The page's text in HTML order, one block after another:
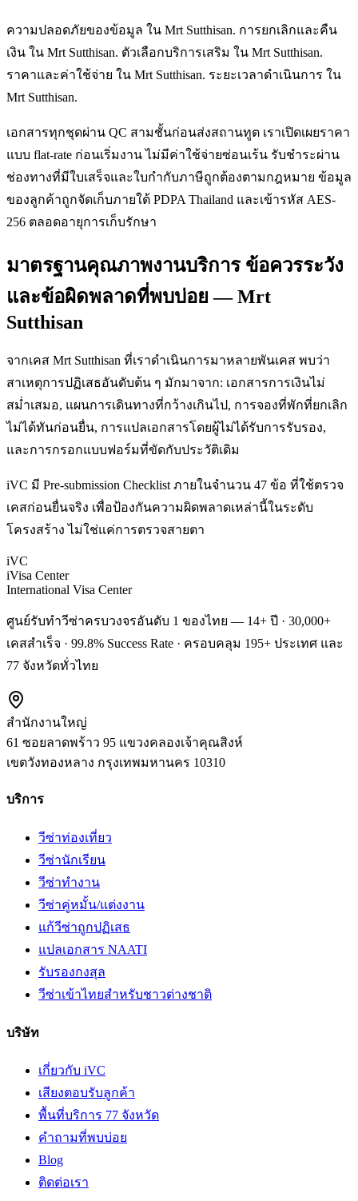
ความปลอดภัยของข้อมูล ใน Mrt Sutthisan. การยกเลิกและคืน
เงิน ใน Mrt Sutthisan. ตัวเลือกบริการเสริม ใน Mrt Sutthisan.
ราคาและค่าใช้จ่าย ใน Mrt Sutthisan. ระยะเวลาดำเนินการ ใน
Mrt Sutthisan.
เอกสารทุกชุดผ่าน QC สามชั้นก่อนส่งสถานทูต เราเปิดเผยราคา
แบบ flat-rate ก่อนเริ่มงาน ไม่มีค่าใช้จ่ายซ่อนเร้น รับชำระผ่าน
ช่องทางที่มีใบเสร็จและใบกำกับภาษีถูกต้องตามกฎหมาย ข้อมูล
ของลูกค้าถูกจัดเก็บภายใต้ PDPA Thailand และเข้ารหัส AES-
256 ตลอดอายุการเก็บรักษา
มาตรฐานคุณภาพงานบริการ ข้อควรระวัง
และข้อผิดพลาดที่พบบ่อย — Mrt
Sutthisan
จากเคส Mrt Sutthisan ที่เราดำเนินการมาหลายพันเคส พบว่า
สาเหตุการปฏิเสธอันดับต้น ๆ มักมาจาก: เอกสารการเงินไม่
สม่ำเสมอ, แผนการเดินทางที่กว้างเกินไป, การจองที่พักที่ยกเลิก
ไม่ได้ทันก่อนยื่น, การแปลเอกสารโดยผู้ไม่ได้รับการรับรอง,
และการกรอกแบบฟอร์มที่ขัดกับประวัติเดิม
iVC มี Pre-submission Checklist ภายในจำนวน 47 ข้อ ที่ใช้ตรวจ
เคสก่อนยื่นจริง เพื่อป้องกันความผิดพลาดเหล่านี้ในระดับ
โครงสร้าง ไม่ใช่แค่การตรวจสายตา
iVC
iVisa Center
International Visa Center
ศูนย์รับทำวีซ่าครบวงจรอันดับ 1 ของไทย — 14+ ปี · 30,000+
เคสสำเร็จ · 99.8% Success Rate · ครอบคลุม 195+ ประเทศ และ
77 จังหวัดทั่วไทย
สำนักงานใหญ่
61 ซอยลาดพร้าว 95 แขวงคลองเจ้าคุณสิงห์
เขตวังทองหลาง กรุงเทพมหานคร 10310
บริการ
วีซ่าท่องเที่ยว
วีซ่านักเรียน
วีซ่าทำงาน
วีซ่าคู่หมั้น/แต่งงาน
แก้วีซ่าถูกปฏิเสธ
แปลเอกสาร NAATI
รับรองกงสุล
วีซ่าเข้าไทยสำหรับชาวต่างชาติ
บริษัท
เกี่ยวกับ iVC
เสียงตอบรับลูกค้า
พื้นที่บริการ 77 จังหวัด
คำถามที่พบบ่อย
Blog
ติดต่อเรา